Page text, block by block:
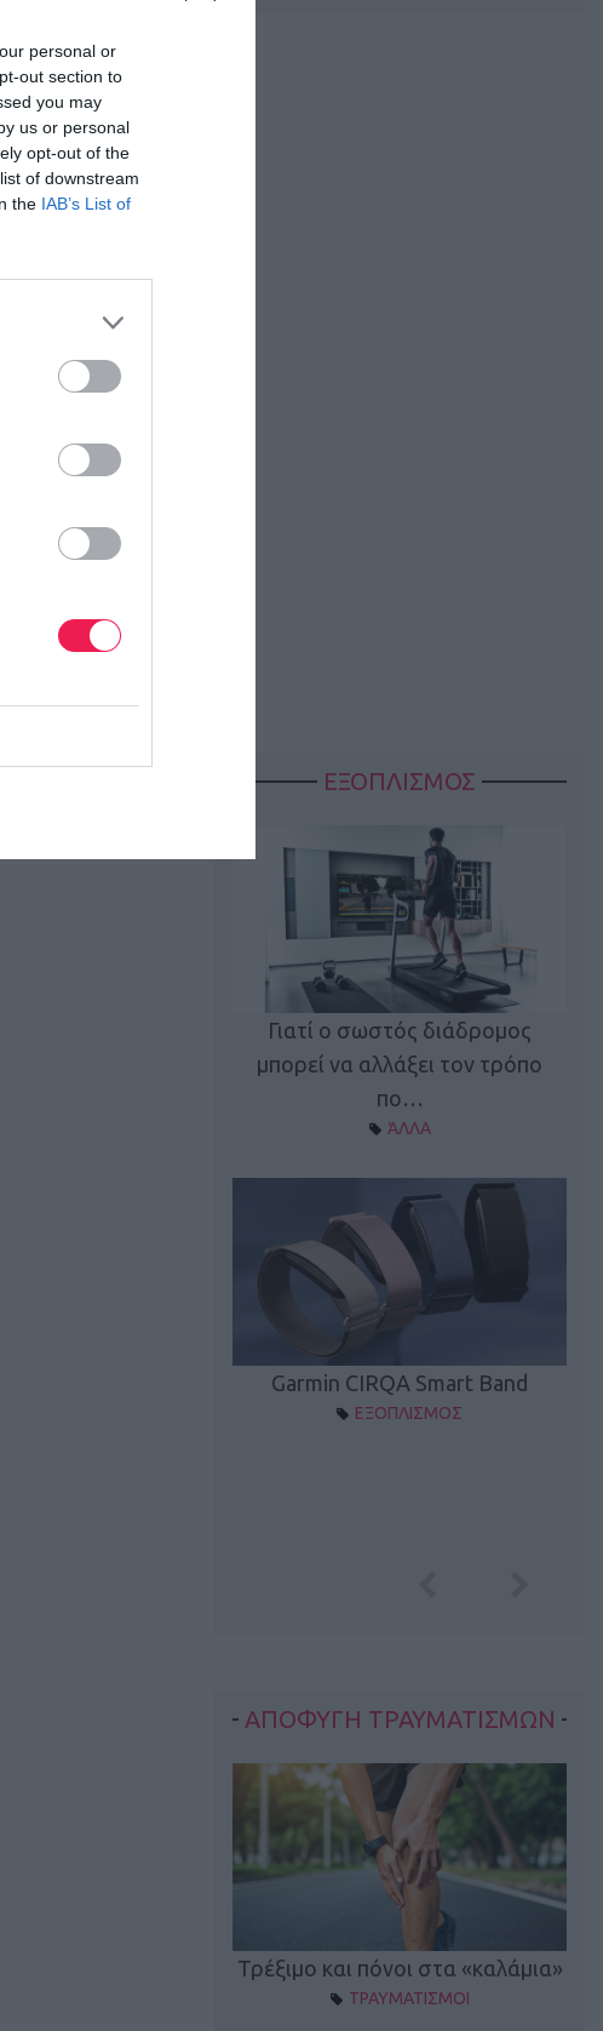
personal or
out section to
you may
us or personal
opt-out of the
of downstream
the IAB’s List of
ΕΞΟΠΛΙΣΜΟΣ
Γιατί ο σωστός διάδρομος
μπορεί να αλλάξει τον τρόπο
πο…
ΆΛΛΑ
Garmin CIRQA Smart Band
ΕΞΟΠΛΙΣΜΟΣ
ΑΠΟΦΥΓΗ ΤΡΑΥΜΑΤΙΣΜΩΝ
Τρέξιμο και πόνοι στα «καλάμια»
ΤΡΑΥΜΑΤΙΣΜΟΙ